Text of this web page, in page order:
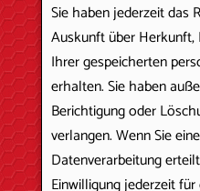
Sie haben jederzeit das
Auskunft über
Ihrer gespeicherten
erhalten. Sie haben
Berichtigung oder
verlangen. Wenn Sie
Datenverarbeitung
Einwilligung jederzeit